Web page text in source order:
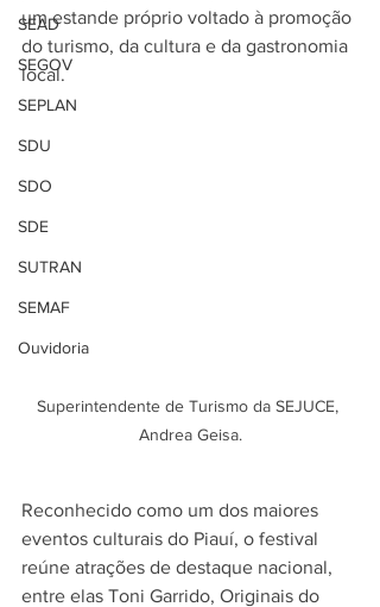
SEAD
SEGOV
SEPLAN
SDU
SDO
SDE
SUTRAN
SEMAF
Ouvidoria
um estande próprio voltado à promoção
do turismo, da cultura e da gastronomia
local.
Superintendente de Turismo da SEJUCE,
Andrea Geisa.
Reconhecido como um dos maiores
eventos culturais do Piauí, o festival
reúne atrações de destaque nacional,
entre elas Toni Garrido, Originais do